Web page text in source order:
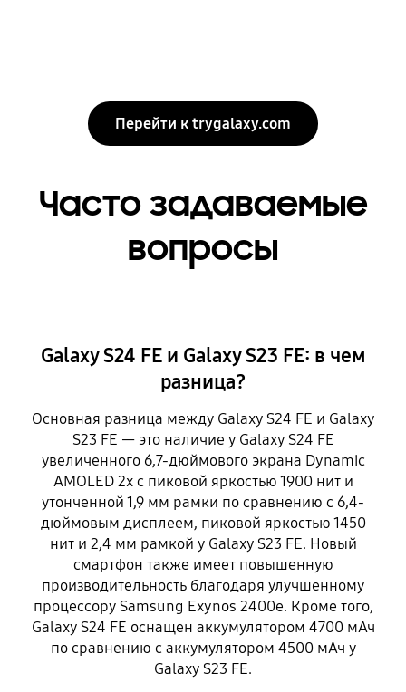
Перейти к trygalaxy.com
Часто задаваемые
вопросы
Galaxy S24 FE и Galaxy S23 FE: в чем
разница?
Основная разница между Galaxy S24 FE и Galaxy
S23 FE — это наличие у Galaxy S24 FE
увеличенного 6,7-дюймового экрана Dynamic
AMOLED 2x с пиковой яркостью 1900 нит и
утонченной 1,9 мм рамки по сравнению с 6,4-
дюймовым дисплеем, пиковой яркостью 1450
нит и 2,4 мм рамкой у Galaxy S23 FE. Новый
смартфон также имеет повышенную
производительность благодаря улучшенному
процессору Samsung Exynos 2400e. Кроме того,
Galaxy S24 FE оснащен аккумулятором 4700 мАч
по сравнению с аккумулятором 4500 мАч у
Galaxy S23 FE.